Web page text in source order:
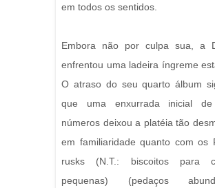
em todos os sentidos.
Embora não por culpa sua, a
enfrentou uma ladeira íngreme
O atraso do seu quarto álbum
que uma enxurrada inicial
números deixou a platéia tão
em familiaridade quanto com os
rusks (N.T.: biscoitos para
pequenas) (pedaços